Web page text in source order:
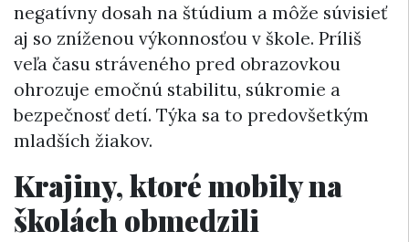
negatívny dosah na štúdium a môže súvisieť
aj so zníženou výkonnosťou v škole. Príliš
veľa času stráveného pred obrazovkou
ohrozuje emočnú stabilitu, súkromie a
bezpečnosť detí. Týka sa to predovšetkým
mladších žiakov.
Krajiny, ktoré mobily na
školách obmedzili